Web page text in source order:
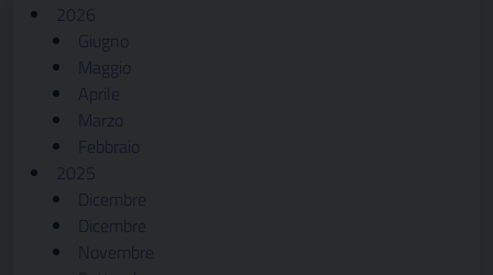
2026
Giugno
Maggio
Aprile
Marzo
Febbraio
2025
Dicembre
Dicembre
Novembre